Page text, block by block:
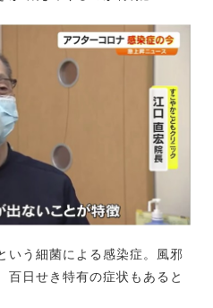
いう細菌による感染症。風邪
百日せき特有の症状もあると